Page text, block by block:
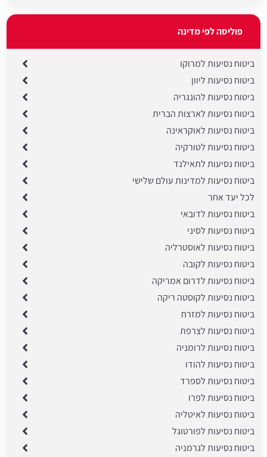
פוליסה לפי מדינה
ביטוח נסיעות למרוקו
ביטוח נסיעות ליוון
ביטוח נסיעות להונגריה
ביטוח נסיעות לארצות הברית
ביטוח נסיעות לאוקראינה
ביטוח נסיעות לטורקיה
ביטוח נסיעות לתאילנד
ביטוח נסיעות למדינות עולם שלישי
לכל יעד אחר
ביטוח נסיעות לדובאי
ביטוח נסיעות לסיני
ביטוח נסיעות לאוסטרליה
ביטוח נסיעות לקובה
ביטוח נסיעות לדרום אמריקה
ביטוח נסיעות לקוסטה ריקה
ביטוח נסיעות למזרח
ביטוח נסיעות לצרפת
ביטוח נסיעות לרומניה
ביטוח נסיעות להודו
ביטוח נסיעות לספרד
ביטוח נסיעות לפרו
ביטוח נסיעות לאיטליה
ביטוח נסיעות לפורטוגל
ביטוח נסיעות לגרמניה